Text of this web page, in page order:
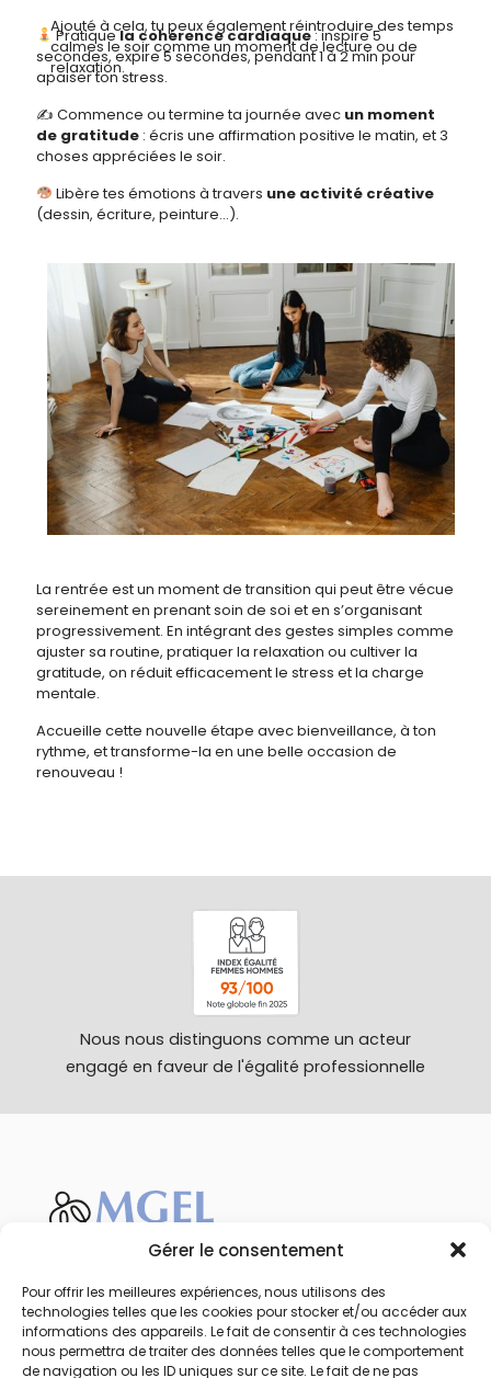
Gérer le consentement
Pour offrir les meilleures expériences, nous utilisons des
technologies telles que les cookies pour stocker et/ou accéder aux
informations des appareils. Le fait de consentir à ces technologies
nous permettra de traiter des données telles que le comportement
de navigation ou les ID uniques sur ce site. Le fait de ne pas
Ajouté à cela, tu peux également réintroduire des temps
calmes le soir comme un moment de lecture ou de
relaxation.
Pratiquela cohérence cardiaque: inspire 5
secondes, expire 5 secondes, pendant 1 à 2 min pour
apaiser ton stress.
✍️ Commence ou termine ta journée avec un moment
de gratitude : écris une affirmation positive le matin, et 3
choses appréciées le soir.
Libère tes émotions à travers une activité créative
(dessin, écriture, peinture…).
La rentrée est un moment de transition qui peut être vécue
sereinement en prenant soin de soi et en s’organisant
progressivement. En intégrant des gestes simples comme
ajuster sa routine, pratiquer la relaxation ou cultiver la
gratitude, on réduit efficacement le stress et la charge
mentale.
Accueille cette nouvelle étape avec bienveillance, à ton
rythme, et transforme-la en une belle occasion de
renouveau !
Nous nous distinguons comme un acteur
engagé en faveur de l'égalité professionnelle
Favoriser la santé et le bien-être des jeunes
Calendrier
Qui sommes-nous